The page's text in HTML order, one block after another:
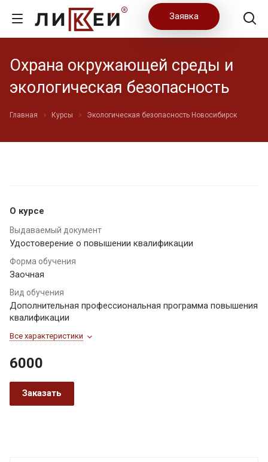
Заявка
Охрана окружающей среды и
экологическая безопасность
Главная Курсы Экологическая безопасность Новосибирск
О курсе
Выдаваемый документ
Удостоверение о повышении квалификации
Форма обучения
Заочная
Вид обучения
Дополнительная профессиональная программа повышения
квалификации
Все характеристики
6000
Заказать